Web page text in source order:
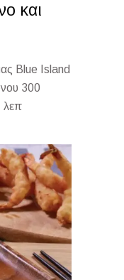
και
Blue Island
300
λεπ